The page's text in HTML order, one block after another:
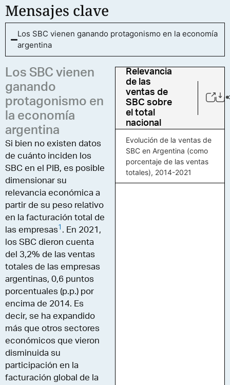
Mensajes clave
Los SBC vienen ganando protagonismo en la economía
argentina
Los SBC vienen
ganando
protagonismo en
la economía
argentina
Si bien no existen datos
de cuánto inciden los
SBC en el PIB, es posible
dimensionar su
relevancia económica a
partir de su peso relativo
en la facturación total de
las empresas1 . En 2021,
los SBC dieron cuenta
del 3,2% de las ventas
totales de las empresas
argentinas, 0,6 puntos
porcentuales (p.p.) por
encima de 2014. Es
decir, se ha expandido
más que otros sectores
económicos que vieron
disminuida su
participación en la
facturación global de la
Relevancia
de las
ventas de
SBC sobre
el total
nacional
Evolución de la ventas de
SBC en Argentina (como
porcentaje de las ventas
totales), 2014-2021